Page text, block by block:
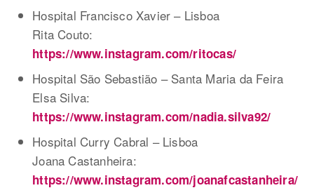
Hospital Francisco Xavier – Lisboa
Rita Couto:
https://www.instagram.com/ritocas/
Hospital São Sebastião – Santa Maria da Feira
Elsa Silva:
https://www.instagram.com/nadia.silva92/
Hospital Curry Cabral – Lisboa
Joana Castanheira:
https://www.instagram.com/joanafcastanheira/